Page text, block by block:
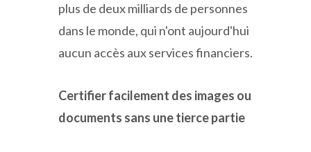
plus de deux milliards de personnes
dans le monde, qui n'ont aujourd'hui
aucun accès aux services financiers.
Certifier facilement des images ou
documents sans une tierce partie